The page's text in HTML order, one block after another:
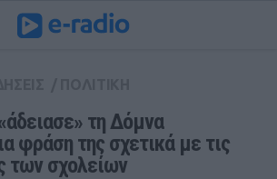
τη Δόμνα
φράση της σχετικά με τις
των σχολείων